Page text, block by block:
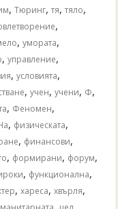
,Тюринг,тя,тяло,
,
,умората,
,управление,
,условията,
,учен,учени, Ф,
, Феномен,
, физическата,
, финансови,
, формирани, форум,
, функционална,
,хареса,хвърля,
, ,